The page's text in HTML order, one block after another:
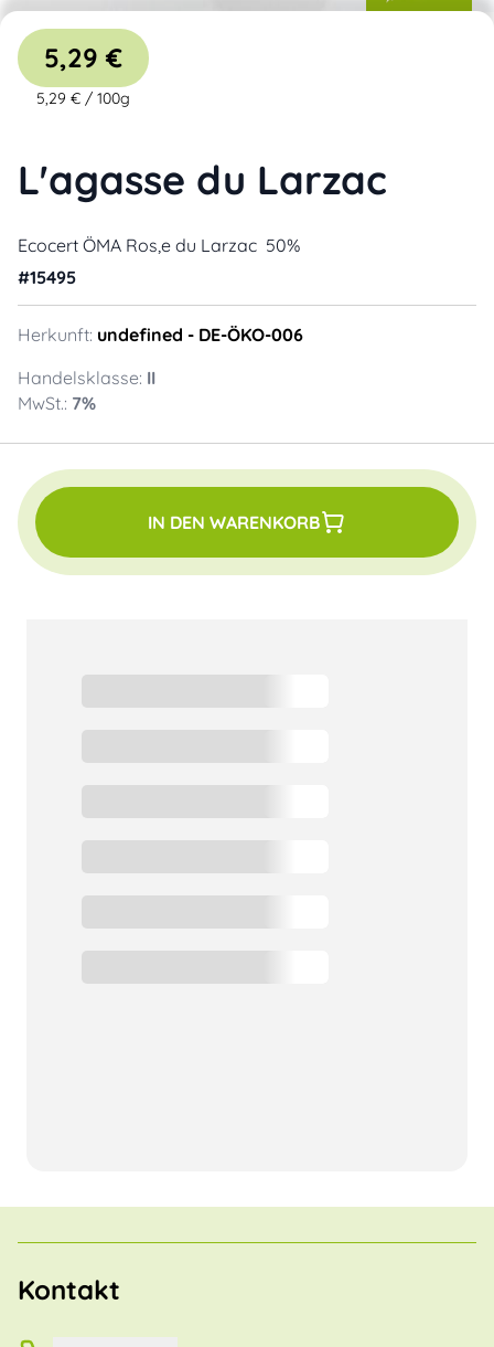
L'agasse du Larzac
Ecocert ÖMA Ros‚e du Larzac 50%
#15495
Herkunft: undefined - DE-ÖKO-006
Handelsklasse: II
MwSt.: 7%
5,29 €
5,29 € / 100g
IN DEN WARENKORB
Kontakt